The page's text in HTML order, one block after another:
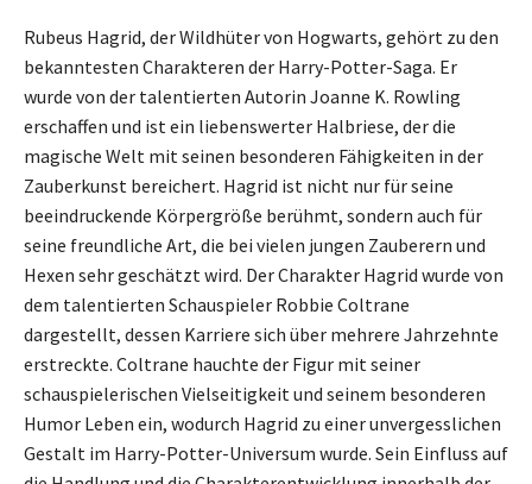
Rubeus Hagrid, der Wildhüter von Hogwarts, gehört zu den
bekanntesten Charakteren der Harry-Potter-Saga. Er
wurde von der talentierten Autorin Joanne K. Rowling
erschaffen und ist ein liebenswerter Halbriese, der die
magische Welt mit seinen besonderen Fähigkeiten in der
Zauberkunst bereichert. Hagrid ist nicht nur für seine
beeindruckende Körpergröße berühmt, sondern auch für
seine freundliche Art, die bei vielen jungen Zauberern und
Hexen sehr geschätzt wird. Der Charakter Hagrid wurde von
dem talentierten Schauspieler Robbie Coltrane
dargestellt, dessen Karriere sich über mehrere Jahrzehnte
erstreckte. Coltrane hauchte der Figur mit seiner
schauspielerischen Vielseitigkeit und seinem besonderen
Humor Leben ein, wodurch Hagrid zu einer unvergesslichen
Gestalt im Harry-Potter-Universum wurde. Sein Einfluss auf